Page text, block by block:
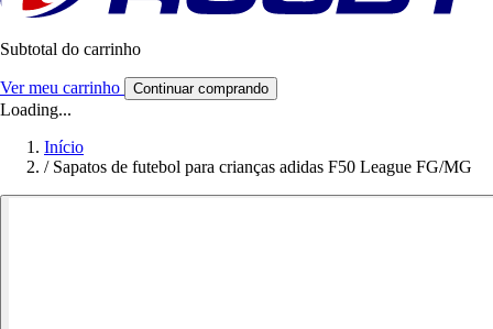
Subtotal do carrinho
Ver meu carrinho Continuar comprando
Loading...
Início
/ Sapatos de futebol para crianças adidas F50 League FG/MG